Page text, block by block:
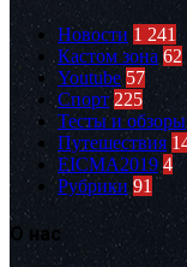
Новости 1 241
Кастом зона 62
Youtube 57
Спорт 225
Тесты и обзоры
Путешествия
EICMA2019 4
Рубрики 91
О нас